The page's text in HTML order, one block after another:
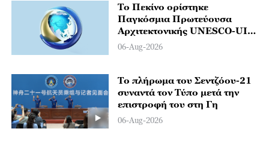
Το Πεκίνο ορίστηκε
Παγκόσμια Πρωτεύουσα
Αρχιτεκτονικής UNESCO-UIA
για το 2029
06-Aug-2026
Το πλήρωμα του Σεντζόου-21
συναντά τον Τύπο μετά την
επιστροφή του στη Γη
06-Aug-2026